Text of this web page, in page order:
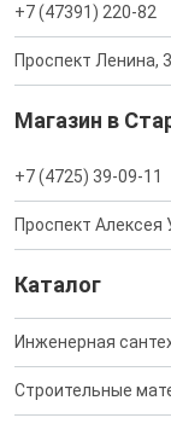
+7 (47391) 220-82
Проспект Ленина, 3
Магазин в
+7 (4725) 39-09-11
Проспект Алексея
Каталог
Инженерная
Строительные